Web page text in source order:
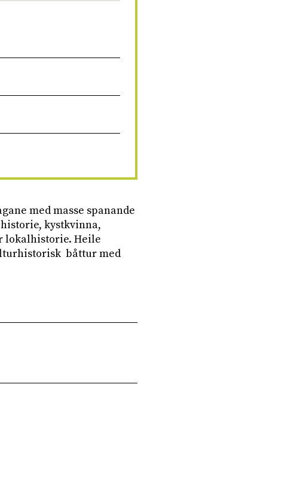
med masse spanande
kystkvinna,
lokalhistorie. Heile
båttur med